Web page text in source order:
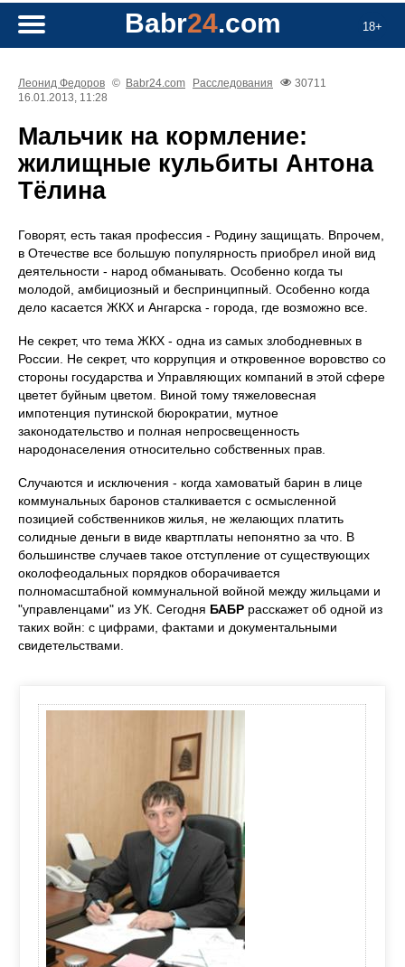
18+
Babr24.com
Леонид Федоров © Babr24.com Расследования
30711
16.01.2013, 11:28
Мальчик на кормление:
жилищные кульбиты Антона
Тёлина
Говорят, есть такая профессия - Родину защищать. Впрочем,
в Отечестве все большую популярность приобрел иной вид
деятельности - народ обманывать. Особенно когда ты
молодой, амбициозный и беспринципный. Особенно когда
дело касается ЖКХ и Ангарска - города, где возможно все.
Не секрет, что тема ЖКХ - одна из самых злободневных в
России. Не секрет, что коррупция и откровенное воровство со
стороны государства и Управляющих компаний в этой сфере
цветет буйным цветом. Виной тому тяжеловесная
импотенция путинской бюрократии, мутное
законодательство и полная непросвещенность
народонаселения относительно собственных прав.
Случаются и исключения - когда хамоватый барин в лице
коммунальных баронов сталкивается с осмысленной
позицией собственников жилья, не желающих платить
солидные деньги в виде квартплаты непонятно за что. В
большинстве случаев такое отступление от существующих
околофеодальных порядков оборачивается
полномасштабной коммунальной войной между жильцами и
"управленцами" из УК. Сегодня БАБР расскажет об одной из
таких войн: с цифрами, фактами и документальными
свидетельствами.